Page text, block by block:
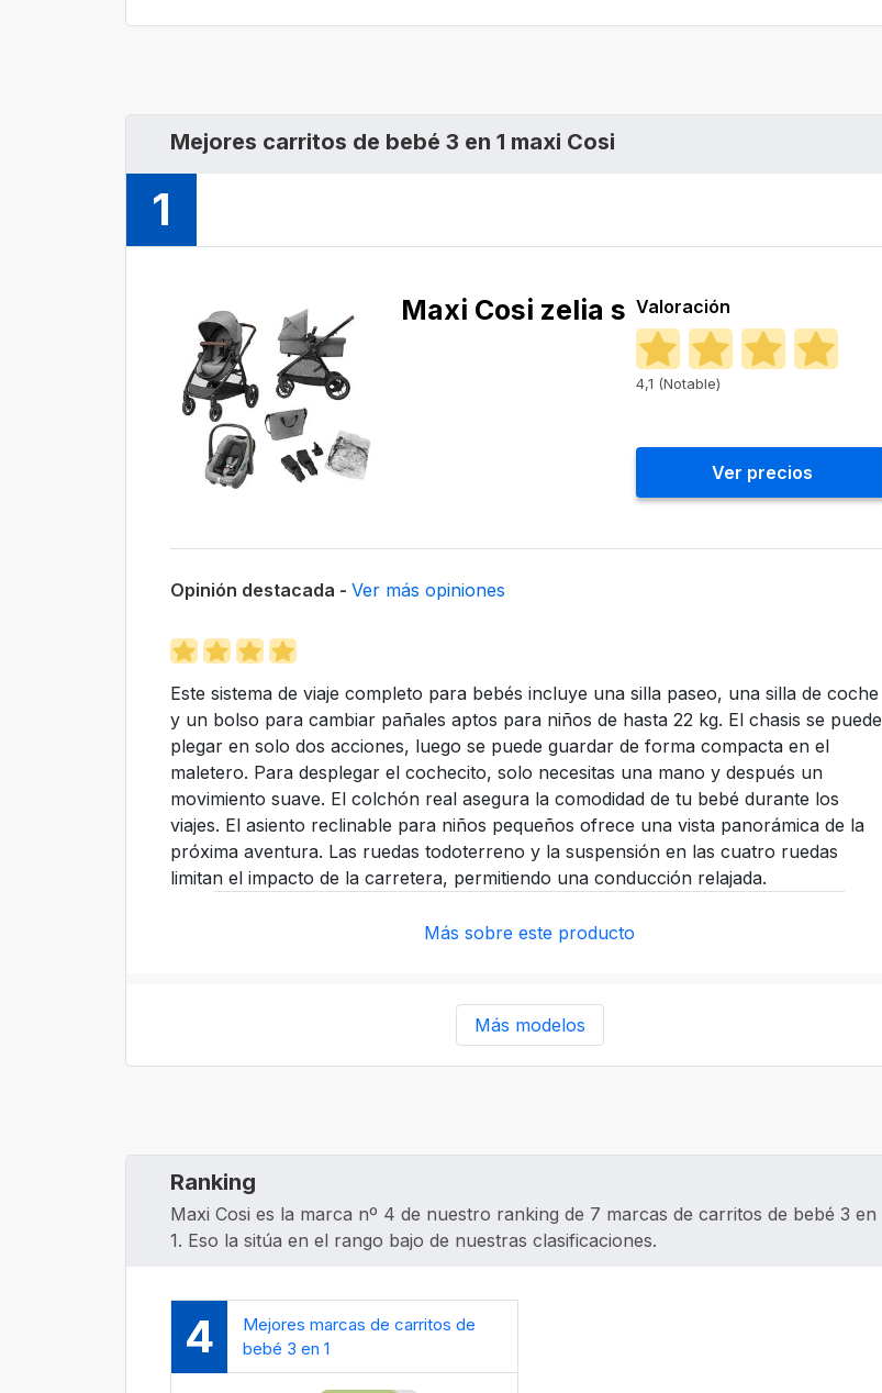
Mejores carritos de bebé 3 en 1 maxi Cosi
1
Maxi Cosi zelia s Valoración
4,1 (Notable)
Ver precios
Opinión destacada - Ver más opiniones
Este sistema de viaje completo para bebés incluye una silla paseo, una silla de coche
y un bolso para cambiar pañales aptos para niños de hasta 22 kg. El chasis se puede
plegar en solo dos acciones, luego se puede guardar de forma compacta en el
maletero. Para desplegar el cochecito, solo necesitas una mano y después un
movimiento suave. El colchón real asegura la comodidad de tu bebé durante los
viajes. El asiento reclinable para niños pequeños ofrece una vista panorámica de la
próxima aventura. Las ruedas todoterreno y la suspensión en las cuatro ruedas
limitan el impacto de la carretera, permitiendo una conducción relajada.
Más sobre este producto
Más modelos
Ranking
Maxi Cosi es la marca nº 4 de nuestro ranking de 7 marcas de carritos de bebé 3 en
1. Eso la sitúa en el rango bajo de nuestras clasificaciones.
4
Mejores marcas de carritos de
bebé 3 en 1